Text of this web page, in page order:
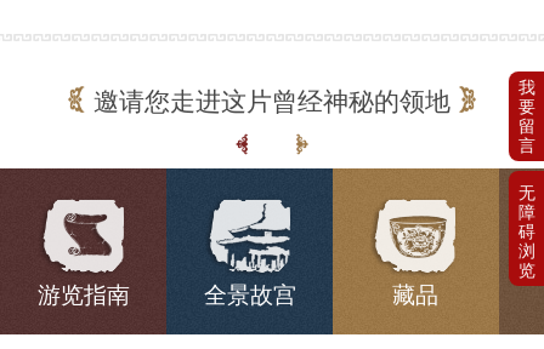
邀请您走进这片曾经神秘的领地
游览指南 全景故宫 藏品